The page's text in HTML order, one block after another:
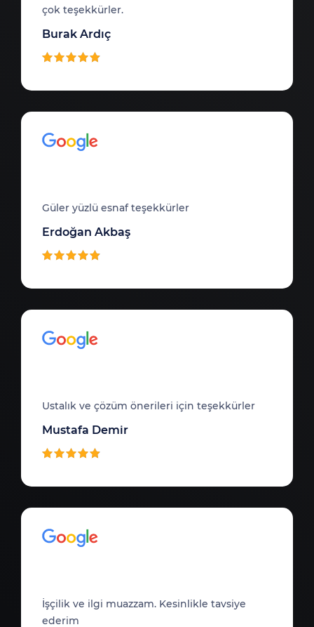
çok teşekkürler.
Burak Ardıç
Güler yüzlü esnaf teşekkürler
Erdoğan Akbaş
Ustalık ve çözüm önerileri için teşekkürler
Mustafa Demir
İşçilik ve ilgi muazzam. Kesinlikle tavsiye
ederim